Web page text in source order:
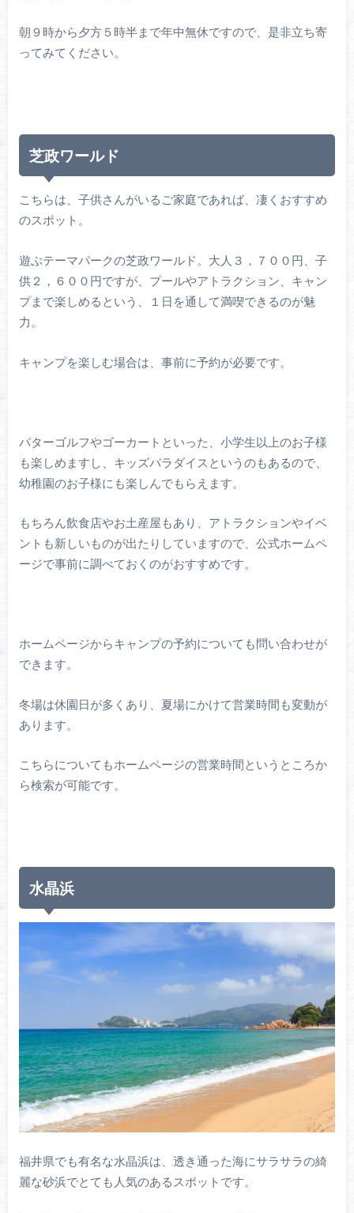
朝９時から夕方５時半まで年中無休ですので、是非立ち寄
ってみてください。
芝政ワールド
こちらは、子供さんがいるご家庭であれば、凄くおすすめ
のスポット。
遊ぶテーマパークの芝政ワールド。大人３，７００円、子
供２，６００円ですが、プールやアトラクション、キャン
プまで楽しめるという、１日を通して満喫できるのが魅
力。
キャンプを楽しむ場合は、事前に予約が必要です。
パターゴルフやゴーカートといった、小学生以上のお子様
も楽しめますし、キッズパラダイスというのもあるので、
幼稚園のお子様にも楽しんでもらえます。
もちろん飲食店やお土産屋もあり、アトラクションやイベ
ントも新しいものが出たりしていますので、公式ホームペ
ージで事前に調べておくのがおすすめです。
ホームページからキャンプの予約についても問い合わせが
できます。
冬場は休園日が多くあり、夏場にかけて営業時間も変動が
あります。
こちらについてもホームページの営業時間というところか
ら検索が可能です。
水晶浜
福井県でも有名な水晶浜は、透き通った海にサラサラの綺
麗な砂浜でとても人気のあるスポットです。